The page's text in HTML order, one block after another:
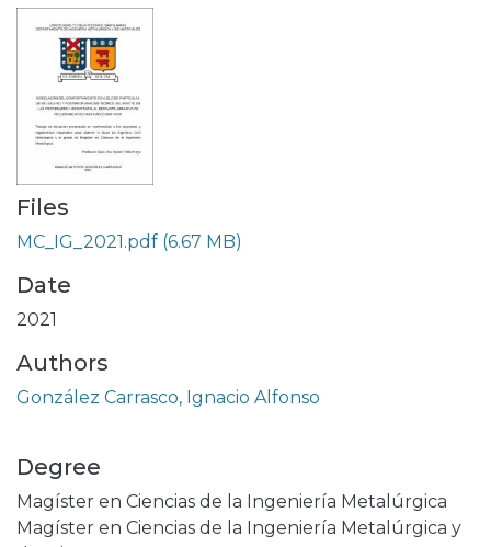
Files
MC_IG_2021.pdf (6.67 MB)
Date
2021
Authors
González Carrasco, Ignacio Alfonso
Degree
Magíster en Ciencias de la Ingeniería Metalúrgica
Magíster en Ciencias de la Ingeniería Metalúrgica y